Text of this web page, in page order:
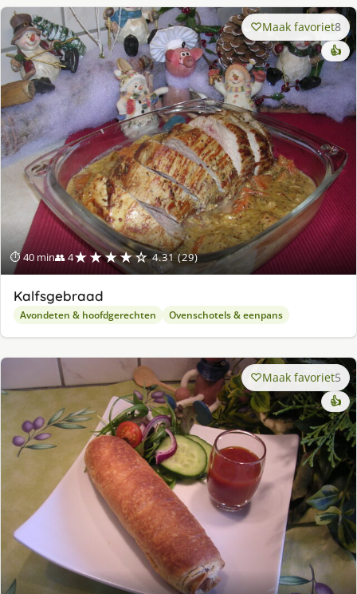
⏱ 40 min👥 4★★★★☆ 4.31 (29)
Maak favoriet8
👍
Kalfsgebraad
Avondeten & hoofdgerechten Ovenschotels & eenpans
Maak favoriet5
👍